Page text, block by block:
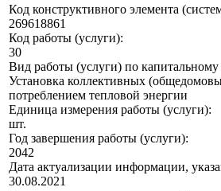
Код конструктивного элемента
269618861
Код работы (услуги):
30
Вид работы (услуги) по капитальному
Установка коллективных
потреблением тепловой энергии
Единица измерения работы (услуги):
шт.
Год завершения работы (услуги):
2042
Дата актуализации информации,
30.08.2021